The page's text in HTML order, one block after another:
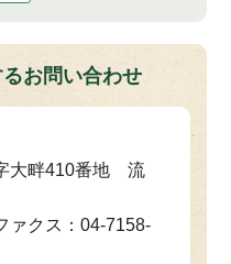
お問い合わせ
大畔410番地 流
クス：04-7158-